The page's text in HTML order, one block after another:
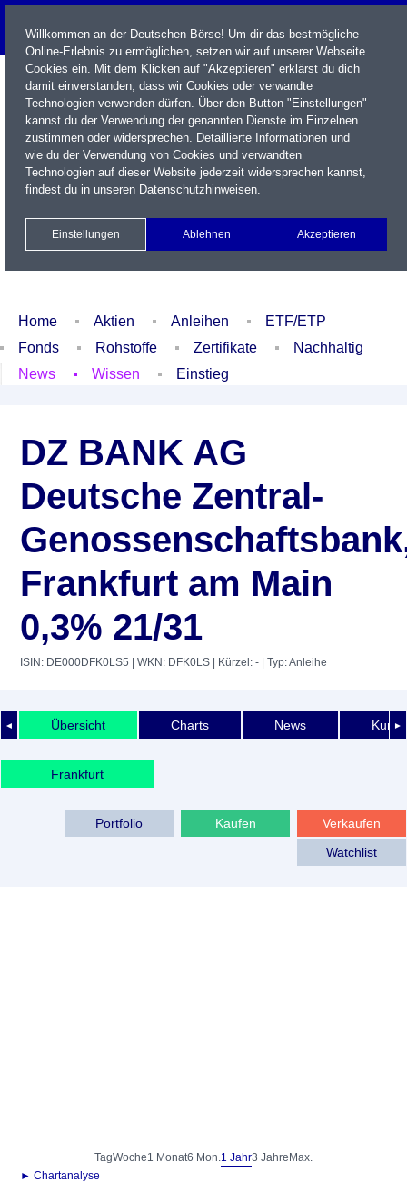
Name / WKN / ISIN / Kürzel
Newsletter Kontakt
Xetra Realtime
Watchlist Portfolio Login
Home Aktien Anleihen
ETF/ETP
Fonds
Rohstoffe Zertifikate
Nachhaltig
News
Wissen Einstieg
DZ BANK AG
Deutsche Zentral-
Frankfurt am Main
0,3% 21/31
ISIN: DE000DFK0LS5 | WKN: DFK0LS | Kürzel: - | Typ: Anleihe
◄ ►
Übersicht Charts News
Frankfurt
Verkaufen
Kaufen
Portfolio
Watchlist
TagWoche1 Monat6 Mon.1 Jahr3 Jahre Max.
► Chartanalyse
Willkommen an der Deutschen Börse! Um dir das bestmögliche
Online-Erlebnis zu ermöglichen, setzen wir auf unserer Webseite
Cookies ein. Mit dem Klicken auf "Akzeptieren" erklärst du dich
damit einverstanden, dass wir Cookies oder verwandte
Technologien verwenden dürfen. Über den Button "Einstellungen"
kannst du der Verwendung der genannten Dienste im Einzelnen
zustimmen oder widersprechen. Detaillierte Informationen und
wie du der Verwendung von Cookies und verwandten
Technologien auf dieser Website jederzeit widersprechen kannst,
findest du in unseren Datenschutzhinweisen.
Einstellungen Ablehnen Akzeptieren